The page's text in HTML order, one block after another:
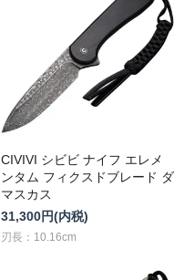
CIVIVI シビビ ナイフ エレメ
ンタム フィクスドブレード ダ
マスカス
31,300円(内税)
刃長：10.16cm